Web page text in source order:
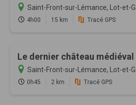
Saint-Front-sur-Lémance, Lot-et-
4h00 15 km Tracé GPS
Le dernier château médiéval
Saint-Front-sur-Lémance, Lot-et-
0h45 2 km Tracé GPS